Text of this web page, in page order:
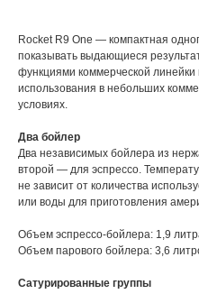
Rocket R9 One — компактная
показывать выдающиеся
функциями коммерческой
использования в небольших
условиях.
Два бойлер
Два независимых бойлера из
второй — для эспрессо.
не зависит от количества
или воды для приготовления
Объем эспрессо-бойлера: 1,9
Объем парового бойлера: 3,6
Сатурированные группы